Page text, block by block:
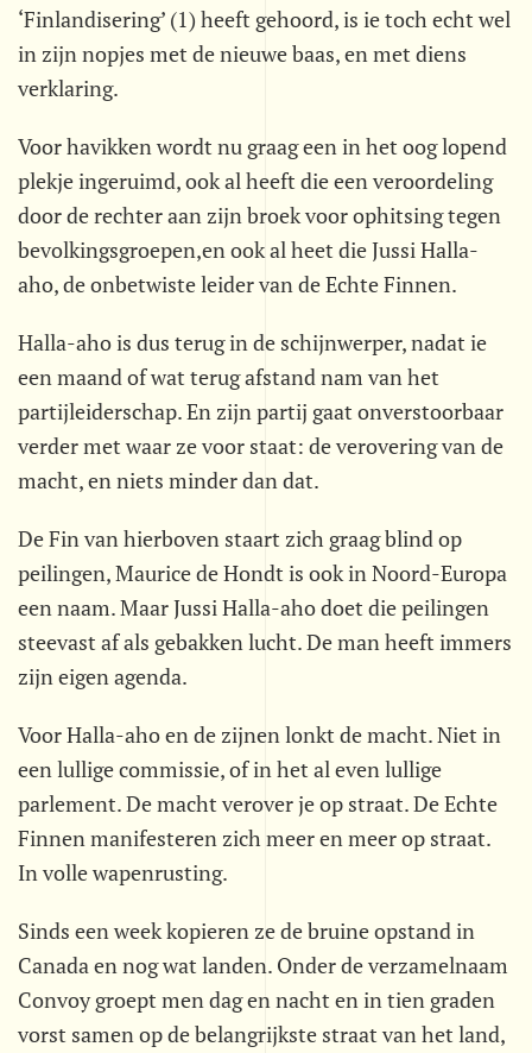
‘Finlandisering’ (1) heeft gehoord, is ie toch echt wel
in zijn nopjes met de nieuwe baas, en met diens
verklaring.
Voor havikken wordt nu graag een in het oog lopend
plekje ingeruimd, ook al heeft die een veroordeling
door de rechter aan zijn broek voor ophitsing tegen
bevolkingsgroepen,en ook al heet die Jussi Halla-
aho, de onbetwiste leider van de Echte Finnen.
Halla-aho is dus terug in de schijnwerper, nadat ie
een maand of wat terug afstand nam van het
partijleiderschap. En zijn partij gaat onverstoorbaar
verder met waar ze voor staat: de verovering van de
macht, en niets minder dan dat.
De Fin van hierboven staart zich graag blind op
peilingen, Maurice de Hondt is ook in Noord-Europa
een naam. Maar Jussi Halla-aho doet die peilingen
steevast af als gebakken lucht. De man heeft immers
zijn eigen agenda.
Voor Halla-aho en de zijnen lonkt de macht. Niet in
een lullige commissie, of in het al even lullige
parlement. De macht verover je op straat. De Echte
Finnen manifesteren zich meer en meer op straat.
In volle wapenrusting.
Sinds een week kopieren ze de bruine opstand in
Canada en nog wat landen. Onder de verzamelnaam
Convoy groept men dag en nacht en in tien graden
vorst samen op de belangrijkste straat van het land,